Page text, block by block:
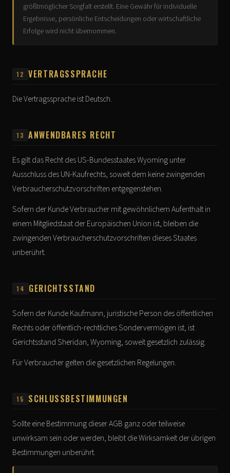
größtmöglicher Sorgfalt erstellt. Eine Gewähr für individuelle
Ergebnisse, persönliche Entscheidungen oder wirtschaftliche
Erfolge wird nicht übernommen.
12 VERTRAGSSPRACHE
Die Vertragssprache ist Deutsch.
13 ANWENDBARES RECHT
Es gilt das Recht des US-Bundesstaates Wyoming unter
Ausschluss des UN-Kaufrechts, soweit dem keine zwingenden
Verbraucherschutzvorschriften entgegenstehen.
Sofern der Kunde Verbraucher mit gewöhnlichem Aufenthalt in
einem Mitgliedstaat der Europäischen Union ist, bleiben die
zwingenden Verbraucherschutzvorschriften dieses Staates
unberührt.
14 GERICHTSSTAND
Sofern der Kunde Kaufmann, juristische Person des öffentlichen
Rechts oder öffentlich-rechtliches Sondervermögen ist, ist
Gerichtsstand Sheridan, Wyoming, soweit gesetzlich zulässig.
Für Verbraucher gelten die gesetzlichen Regelungen.
15 SCHLUSSBESTIMMUNGEN
Sollte eine Bestimmung dieser AGB ganz oder teilweise
unwirksam sein oder werden, bleibt die Wirksamkeit der übrigen
Bestimmungen unberührt.